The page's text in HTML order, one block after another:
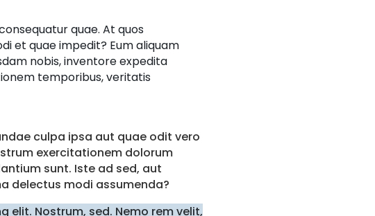
quae. At quos
et quae impedit? Eum aliquam
nobis, inventore expedita
temporibus, veritatis
culpa ipsa aut quae odit vero
exercitationem dolorum
sunt. Iste ad sed, aut
delectus modi assumenda?
Nostrum, sed. Nemo rem velit,